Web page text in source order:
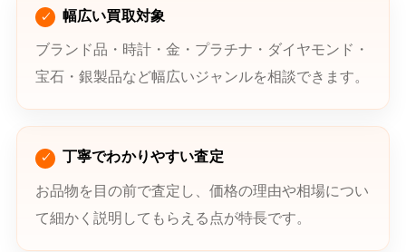
幅広い買取対象
ブランド品・時計・金・プラチナ・ダイヤモンド・
宝石・銀製品など幅広いジャンルを相談できます。
丁寧でわかりやすい査定
お品物を目の前で査定し、価格の理由や相場につい
て細かく説明してもらえる点が特長です。